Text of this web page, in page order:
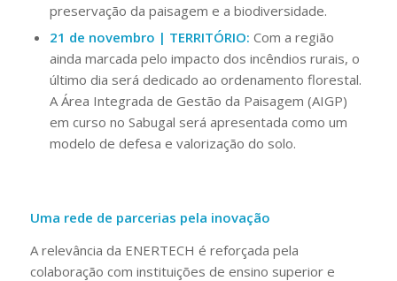
preservação da paisagem e a biodiversidade.
21 de novembro | TERRITÓRIO: Com a região
ainda marcada pelo impacto dos incêndios rurais, o
último dia será dedicado ao ordenamento florestal.
A Área Integrada de Gestão da Paisagem (AIGP)
em curso no Sabugal será apresentada como um
modelo de defesa e valorização do solo.
Uma rede de parcerias pela inovação
A relevância da ENERTECH é reforçada pela
colaboração com instituições de ensino superior e